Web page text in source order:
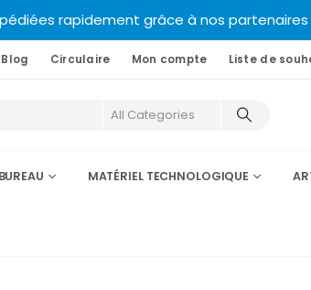
rapidement grâce à nos partenaires :
Blog Circulaire Mon compte Liste de
MATÉRIEL TECHNOLOGIQUE